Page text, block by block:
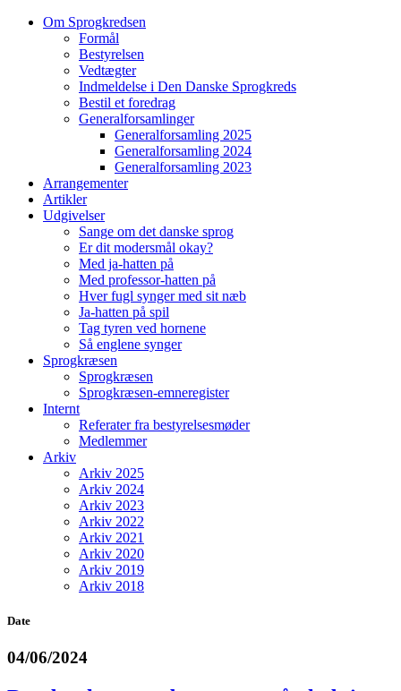
Om Sprogkredsen
Formål
Bestyrelsen
Vedtægter
Indmeldelse i Den Danske Sprogkreds
Bestil et foredrag
Generalforsamlinger
Generalforsamling 2025
Generalforsamling 2024
Generalforsamling 2023
Arrangementer
Artikler
Udgivelser
Sange om det danske sprog
Er dit modersmål okay?
Med ja-hatten på
Med professor-hatten på
Hver fugl synger med sit næb
Ja-hatten på spil
Tag tyren ved hornene
Så englene synger
Sprogkræsen
Sprogkræsen
Sprogkræsen-emneregister
Internt
Referater fra bestyrelsesmøder
Medlemmer
Arkiv
Arkiv 2025
Arkiv 2024
Arkiv 2023
Arkiv 2022
Arkiv 2021
Arkiv 2020
Arkiv 2019
Arkiv 2018
Date
04/06/2024